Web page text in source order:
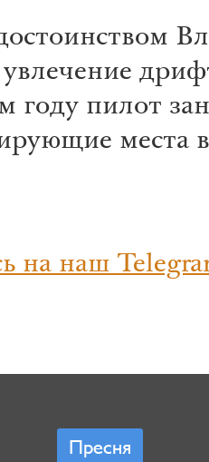
увлечение
году пилот
места
на наш
Пресня